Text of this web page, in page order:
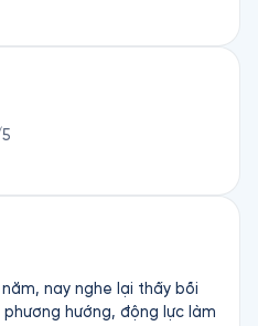
nay nghe lại thấy bồi
hướng, động lực làm